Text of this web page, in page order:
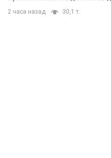
2 часа назад 30,1 т.